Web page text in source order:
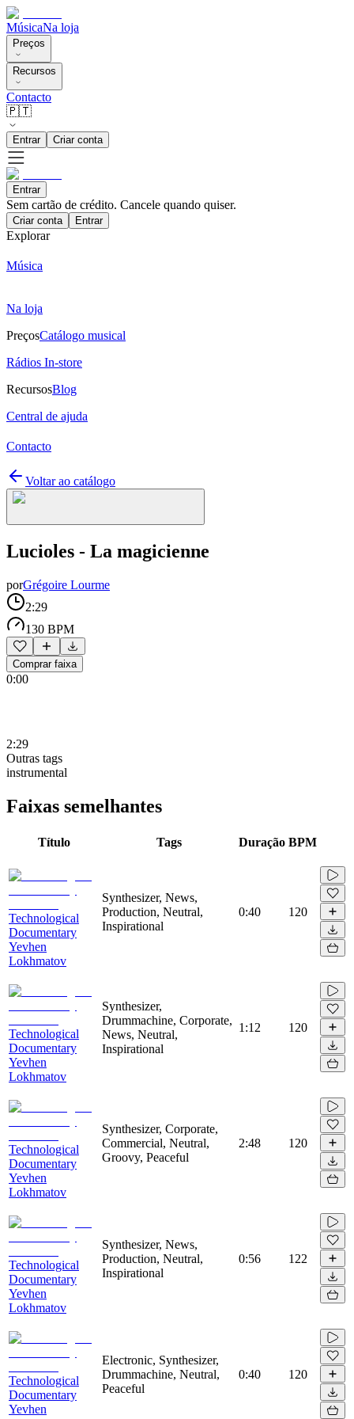
MúsicaNa loja
Preços
Recursos
Contacto
🇵🇹
Entrar Criar conta
Entrar
Sem cartão de crédito. Cancele quando quiser.
Criar conta Entrar
Explorar
Música
Na loja
PreçosCatálogo musical
Rádios In-store
RecursosBlog
Central de ajuda
Contacto
Voltar ao catálogo
Lucioles - La magicienne
porGrégoire Lourme
2:29
130 BPM
Comprar faixa
0:00
2:29
Outras tags
instrumental
Faixas semelhantes
Título Tags Duração BPM
Technological
Documentary
Yevhen
Lokhmatov
Synthesizer, News,
Production, Neutral,
Inspirational
0:40 120
Technological
Documentary
Yevhen
Lokhmatov
Synthesizer,
Drummachine, Corporate,
News, Neutral,
Inspirational
1:12 120
Technological
Documentary
Yevhen
Lokhmatov
Synthesizer, Corporate,
Commercial, Neutral,
Groovy, Peaceful
2:48 120
Technological
Documentary
Yevhen
Lokhmatov
Synthesizer, News,
Production, Neutral,
Inspirational
0:56 122
Technological
Documentary
Yevhen
Electronic, Synthesizer,
Drummachine, Neutral,
Peaceful
0:40 120